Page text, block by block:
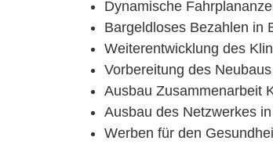
Dynamische
Bargeldloses Bezahlen in
Weiterentwicklung des
Vorbereitung des
Ausbau Zusammenarbeit
Ausbau des Netzwerkes
Werben für den